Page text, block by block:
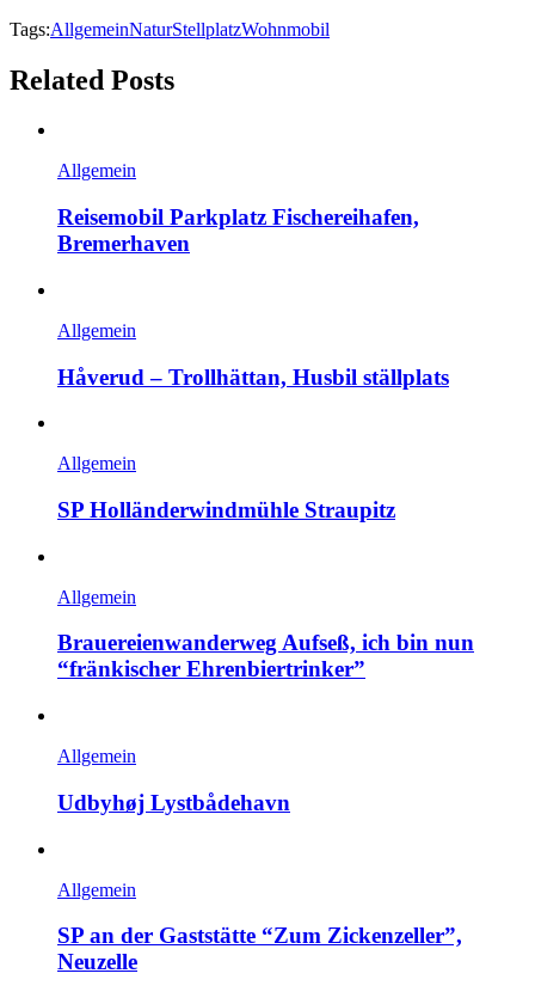
Tags:AllgemeinNaturStellplatzWohnmobil
Related Posts
Allgemein
Reisemobil Parkplatz Fischereihafen,
Bremerhaven
Allgemein
Håverud – Trollhättan, Husbil ställplats
Allgemein
SP Holländerwindmühle Straupitz
Allgemein
Brauereienwanderweg Aufseß, ich bin nun
“fränkischer Ehrenbiertrinker”
Allgemein
Udbyhøj Lystbådehavn
Allgemein
SP an der Gaststätte “Zum Zickenzeller”,
Neuzelle